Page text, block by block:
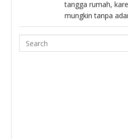
tangga rumah,
mungkin tanpa
Search